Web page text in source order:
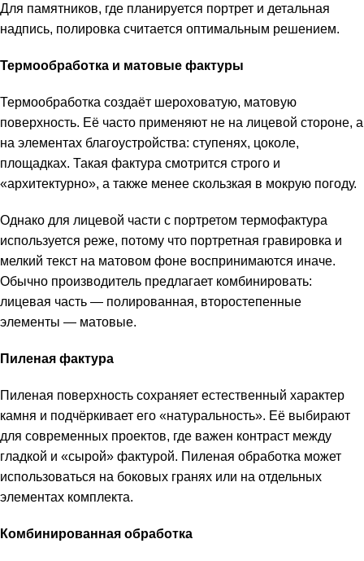
Для памятников, где планируется портрет и детальная
надпись, полировка считается оптимальным решением.
Термообработка и матовые фактуры
Термообработка создаёт шероховатую, матовую
поверхность. Её часто применяют не на лицевой стороне, а
на элементах благоустройства: ступенях, цоколе,
площадках. Такая фактура смотрится строго и
«архитектурно», а также менее скользкая в мокрую погоду.
Однако для лицевой части с портретом термофактура
используется реже, потому что портретная гравировка и
мелкий текст на матовом фоне воспринимаются иначе.
Обычно производитель предлагает комбинировать:
лицевая часть — полированная, второстепенные
элементы — матовые.
Пиленая фактура
Пиленая поверхность сохраняет естественный характер
камня и подчёркивает его «натуральность». Её выбирают
для современных проектов, где важен контраст между
гладкой и «сырой» фактурой. Пиленая обработка может
использоваться на боковых гранях или на отдельных
элементах комплекта.
Комбинированная обработка